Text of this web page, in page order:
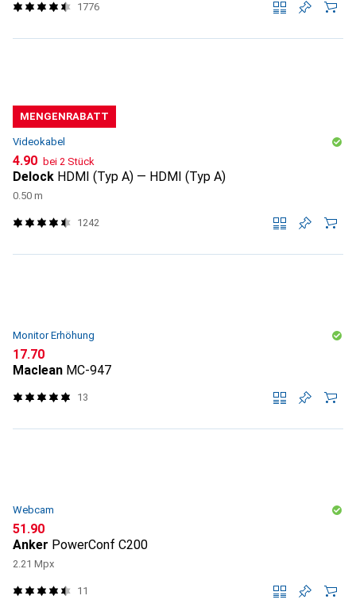
1776
MENGENRABATT
Videokabel
CHF
4.90 bei 2 Stück
Delock HDMI (Typ A) — HDMI (Typ A)
0.50 m
1242
Monitor Erhöhung
CHF
17.70
Maclean MC-947
13
Webcam
CHF
51.90
Anker PowerConf C200
2.21 Mpx
11